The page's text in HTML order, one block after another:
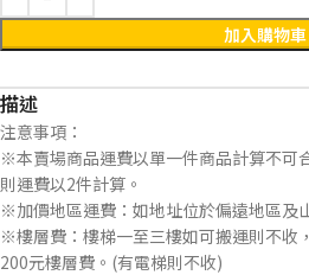
加入購物車
描述
注意事項：
※本賣場商品運費以單一件商品計算不可
則運費以2件計算。
※加價地區運費：如地址位於偏遠地區及
※樓層費：樓梯一至三樓如可搬運則不收
200元樓層費。(有電梯則不收)